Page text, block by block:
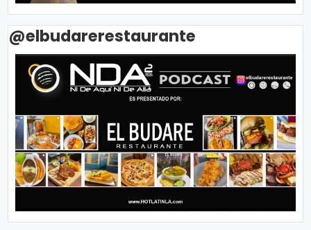
@elbudarerestaurante